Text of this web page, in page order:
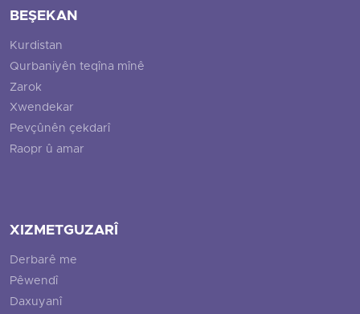
BEŞEKAN
Kurdistan
Qurbaniyên teqîna mînê
Zarok
Xwendekar
Pevçûnên çekdarî
Raopr û amar
XIZMETGUZARÎ
Derbarê me
Pêwendî
Daxuyanî